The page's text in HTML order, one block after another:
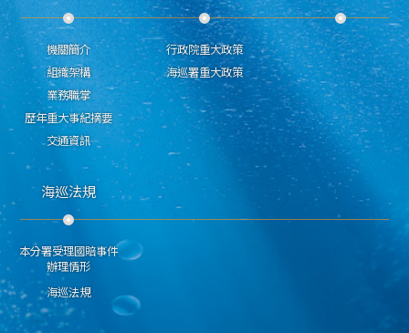
機關簡介
組織架構
業務職掌
歷年重大事紀摘要
交通資訊
行政院重大政策
海巡署重大政策
海巡法規
本分署受理國賠事件
辦理情形
海巡法規